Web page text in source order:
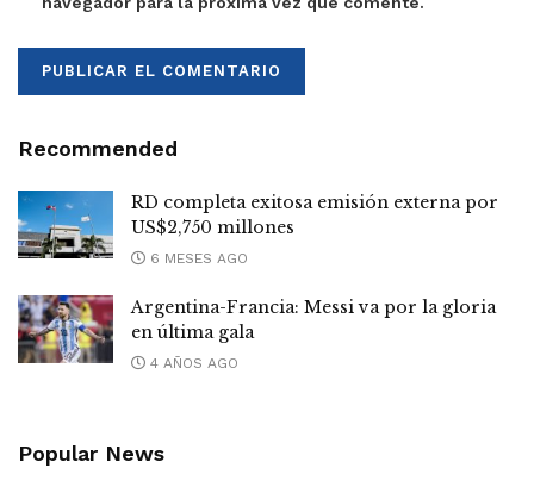
Recommended
RD completa exitosa emisión externa por
US$2,750 millones
6 MESES AGO
Argentina-Francia: Messi va por la gloria
en última gala
4 AÑOS AGO
Popular News